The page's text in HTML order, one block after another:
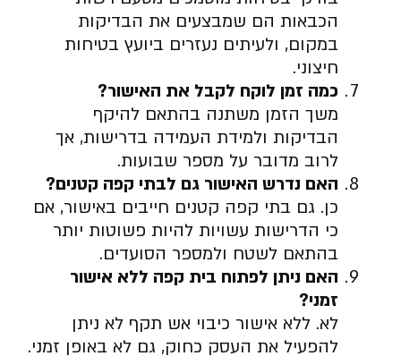
הכבאות הם שמבצעים את הבדיקות
במקום, ולעיתים נעזרים ביועץ בטיחות
חיצוני.
כמה זמן לוקח לקבל את האישור?
משך הזמן משתנה בהתאם להיקף
הבדיקות ולמידת העמידה בדרישות, אך
לרוב מדובר על מספר שבועות.
האם נדרש האישור גם לבתי קפה קטנים?
כן. גם בתי קפה קטנים חייבים באישור, אם
כי הדרישות עשויות להיות פשוטות יותר
בהתאם לשטח ולמספר הסועדים.
האם ניתן לפתוח בית קפה ללא אישור
זמני?
לא. ללא אישור כיבוי אש תקף לא ניתן
להפעיל את העסק כחוק, גם לא באופן זמני.